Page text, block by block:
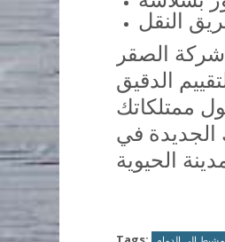
الصقر
الدقيق
ممتلكاتك
الجديدة في